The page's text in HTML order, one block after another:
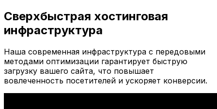
Сверхбыстрая хостинговая
инфраструктура
Наша современная инфраструктура с передовыми
методами оптимизации гарантирует быструю
загрузку вашего сайта, что повышает
вовлеченность посетителей и ускоряет конверсии.